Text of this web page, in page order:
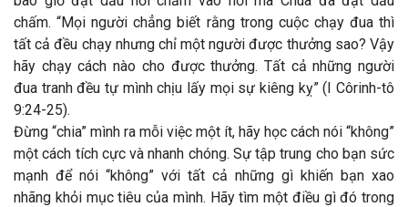
chấm. “Mọi người chẳng biết rằng trong cuộc chạy đua thì
tất cả đều chạy nhưng chỉ một người được thưởng sao? Vậy
hãy chạy cách nào cho được thưởng. Tất cả những người
đua tranh đều tự mình chịu lấy mọi sự kiêng kỵ” (I Côrinh-tô
9:24-25).
Đừng “chia” mình ra mỗi việc một ít, hãy học cách nói “không”
một cách tích cực và nhanh chóng. Sự tập trung cho bạn sức
mạnh để nói “không” với tất cả những gì khiến bạn xao
nhãng khỏi mục tiêu của mình. Hãy tìm một điều gì đó trong